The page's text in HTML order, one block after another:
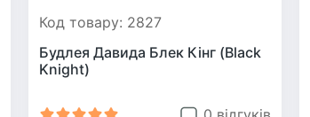
Код товару: 2827
Будлея Давида Блек Кінг (Black
Knight)